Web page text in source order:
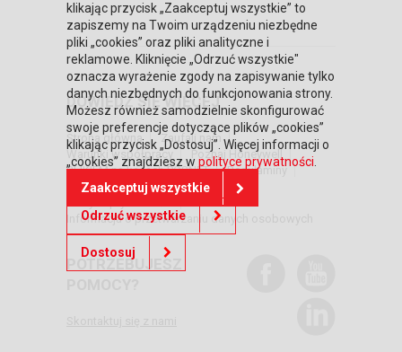
DOWIEDZ SIĘ WIĘCEJ
Strona główna
Zaufali nam
Warunki współpracy
Poznaj Honeywell
BLIKIEM na kasach POSNET
Regulaminy
RODO
Relacje inwestorskie
Informacja o przetwarzaniu danych osobowych
POTRZEBUJESZ
klikając przycisk „Zaakceptuj wszystkie” to
zapiszemy na Twoim urządzeniu niezbędne
pliki „cookies” oraz pliki analityczne i
reklamowe. Kliknięcie „Odrzuć wszystkie"
oznacza wyrażenie zgody na zapisywanie tylko
danych niezbędnych do funkcjonowania strony.
Możesz również samodzielnie skonfigurować
swoje preferencje dotyczące plików „cookies”
klikając przycisk „Dostosuj”. Więcej informacji o
„cookies” znajdziesz w polityce prywatności.
Zaakceptuj wszystkie
Odrzuć wszystkie
Dostosuj